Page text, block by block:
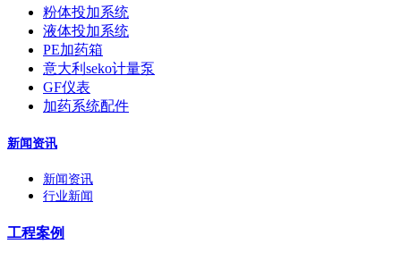
粉体投加系统
液体投加系统
PE加药箱
意大利seko计量泵
GF仪表
加药系统配件
新闻资讯
新闻资讯
行业新闻
工程案例